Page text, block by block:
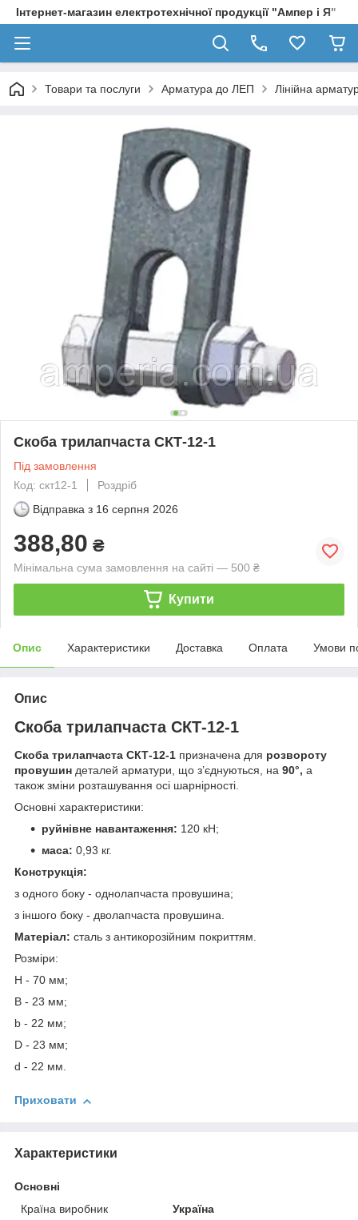
Інтернет-магазин електротехнічної продукції "Ампер і Я"
Товари та послуги Арматура до ЛЕП Лінійна
Скоба трилапчаста СКТ-12-1
Під замовлення
Код: скт12-1
Роздріб
Відправка з 16 серпня 2026
388,80 ₴
Мінімальна сума замовлення на сайті — 500 ₴
Купити
Опис Характеристики Доставка Оплата Умови
Опис
Скоба трилапчаста СКТ-12-1
Скоба трилапчаста СКТ-12-1 призначена для розвороту
провушин деталей арматури, що з’єднуються, на 90°, а
також зміни розташування осі шарнірності.
Основні характеристики:
руйнівне навантаження: 120 кН;
маса: 0,93 кг.
Конструкція:
з одного боку - однолапчаста провушина;
з іншого боку - дволапчаста провушина.
Матеріал: сталь з антикорозійним покриттям.
Розміри:
Н - 70 мм;
В - 23 мм;
b - 22 мм;
D - 23 мм;
d - 22 мм.
Приховати
Характеристики
Основні
Країна виробник
Україна